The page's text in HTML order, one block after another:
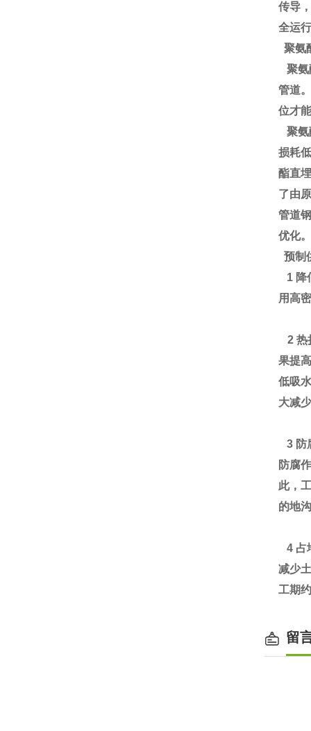
传导
全运
聚氨
聚氨
管道
位才
聚氨
损耗
酯直
了由
管道
优化。
预制
1 降
用高
2 热
果提
低吸
大减
3 防
防腐
此，
的地
4 占
减少
工期
留